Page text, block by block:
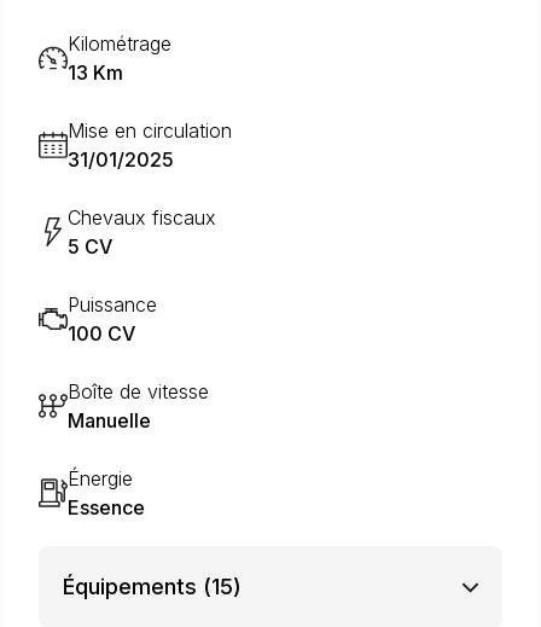
Kilométrage
13 Km
Mise en circulation
31/01/2025
Chevaux fiscaux
5 CV
Puissance
100 CV
Boîte de vitesse
Manuelle
Énergie
Essence
Équipements (15)